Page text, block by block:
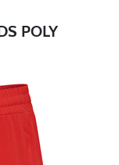
POLY